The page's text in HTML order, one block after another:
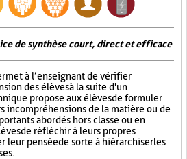
de synthèse court, direct et efficace
à l’enseignant de vérifier
des élèves à la suite d'un
propose aux élèves de formuler
incompréhensions de la matière ou de
abordés hors classe ou en
de réfléchir à leurs propres
pensée de sorte à hiérarchiser les